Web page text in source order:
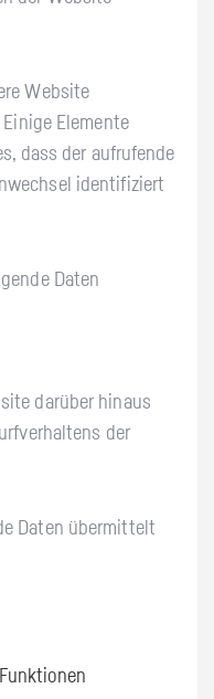
Website
Elemente
dass der aufrufende
identifiziert
Daten
darüber hinaus
der
Daten übermittelt